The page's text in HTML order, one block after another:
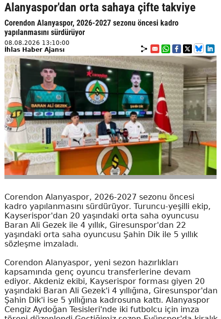
Alanyaspor'dan orta sahaya çifte takviye
Corendon Alanyaspor, 2026-2027 sezonu öncesi kadro
yapılanmasını sürdürüyor
08.08.2026 13:10:00
İhlas Haber Ajansı
Corendon Alanyaspor, 2026-2027 sezonu öncesi
kadro yapılanmasını sürdürüyor. Turuncu-yeşilli ekip,
Kayserispor'dan 20 yaşındaki orta saha oyuncusu
Baran Ali Gezek ile 4 yıllık, Giresunspor'dan 22
yaşındaki orta saha oyuncusu Şahin Dik ile 5 yıllık
sözleşme imzaladı.
Corendon Alanyaspor, yeni sezon hazırlıkları
kapsamında genç oyuncu transferlerine devam
ediyor. Akdeniz ekibi, Kayserispor forması giyen 20
yaşındaki Baran Ali Gezek'i 4 yıllığına, Giresunspor'dan
Şahin Dik'i ise 5 yıllığına kadrosuna kattı. Alanyaspor
Cengiz Aydoğan Tesisleri'nde iki futbolcu için imza